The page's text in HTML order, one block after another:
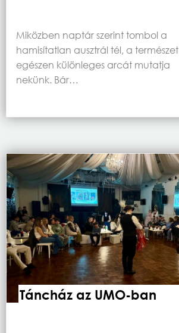
Miközben naptár szerint tombol a
hamisítatlan ausztrál tél, a természet
egészen különleges arcát mutatja
nekünk. Bár…
Táncház az UMO-ban